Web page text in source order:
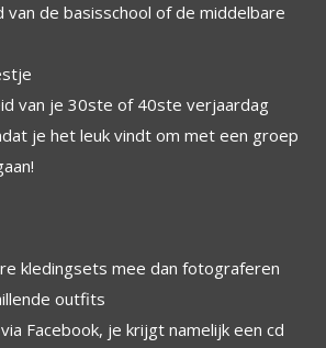
van de basisschool of de middelbare
van je 30ste of 40ste verjaardag
je het leuk vindt om met een groep
kledingsets mee dan fotograferen
outfits
Facebook, je krijgt namelijk een cd